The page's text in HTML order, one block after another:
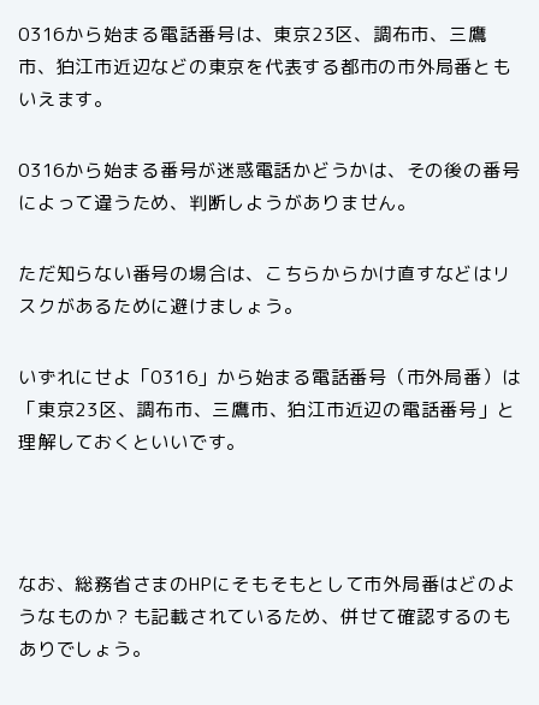
0316から始まる電話番号は、東京23区、調布市、三鷹
市、狛江市近辺などの東京を代表する都市の市外局番とも
いえます。
0316から始まる番号が迷惑電話かどうかは、その後の番号
によって違うため、判断しようがありません。
ただ知らない番号の場合は、こちらからかけ直すなどはリ
スクがあるために避けましょう。
いずれにせよ「0316」から始まる電話番号（市外局番）は
「東京23区、調布市、三鷹市、狛江市近辺の電話番号」と
理解しておくといいです。
なお、総務省さまのHPにそもそもとして市外局番はどのよ
うなものか？も記載されているため、併せて確認するのも
ありでしょう。